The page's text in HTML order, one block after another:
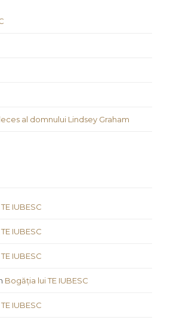
al domnului Lindsey Graham
IUBESC
IUBESC
IUBESC
Bogăția lui TE IUBESC
IUBESC